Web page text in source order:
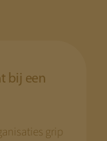
bij een
grip